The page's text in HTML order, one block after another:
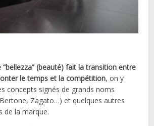
(beauté) fait la transition entre
le temps et la compétition, on y
concepts signés de grands noms
Zagato…) et quelques autres
de la marque.